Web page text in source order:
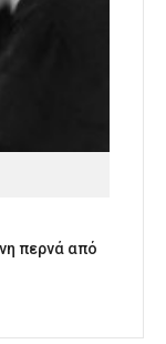
περνά από